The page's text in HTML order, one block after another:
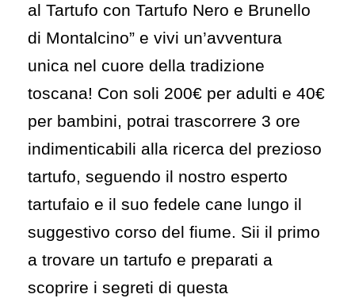
al Tartufo con Tartufo Nero e Brunello
di Montalcino” e vivi un’avventura
unica nel cuore della tradizione
toscana! Con soli 200€ per adulti e 40€
per bambini, potrai trascorrere 3 ore
indimenticabili alla ricerca del prezioso
tartufo, seguendo il nostro esperto
tartufaio e il suo fedele cane lungo il
suggestivo corso del fiume. Sii il primo
a trovare un tartufo e preparati a
scoprire i segreti di questa